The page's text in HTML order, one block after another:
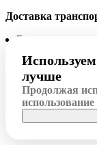
Доставка
Ваш заказ
и в Вашем
Стоимость
Для
калькулятором
компании;
Срок поставки
лучше
Продолжая